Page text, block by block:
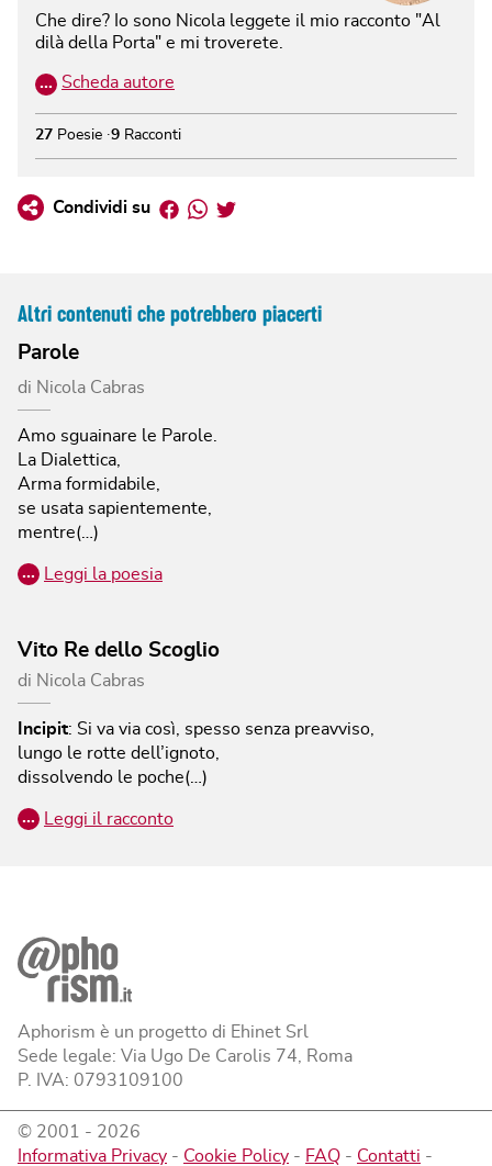
Che dire? Io sono Nicola leggete il mio racconto "Al
dilà della Porta" e mi troverete.
… Scheda autore
27 Poesie 9 Racconti
Condividi su Facebook
Whatsapp
Twitter
Altri contenuti che potrebbero piacerti
Parole
di Nicola Cabras
Amo sguainare le Parole.
La Dialettica,
Arma formidabile,
se usata sapientemente,
mentre(…)
… Leggi la poesia
Vito Re dello Scoglio
di Nicola Cabras
Incipit: Si va via così, spesso senza preavviso,
lungo le rotte dell’ignoto,
dissolvendo le poche(…)
… Leggi il racconto
Aphorism è un progetto di Ehinet Srl
Sede legale: Via Ugo De Carolis 74, Roma
P. IVA: 0793109100
© 2001 - 2026
Informativa Privacy - Cookie Policy - FAQ - Contatti -